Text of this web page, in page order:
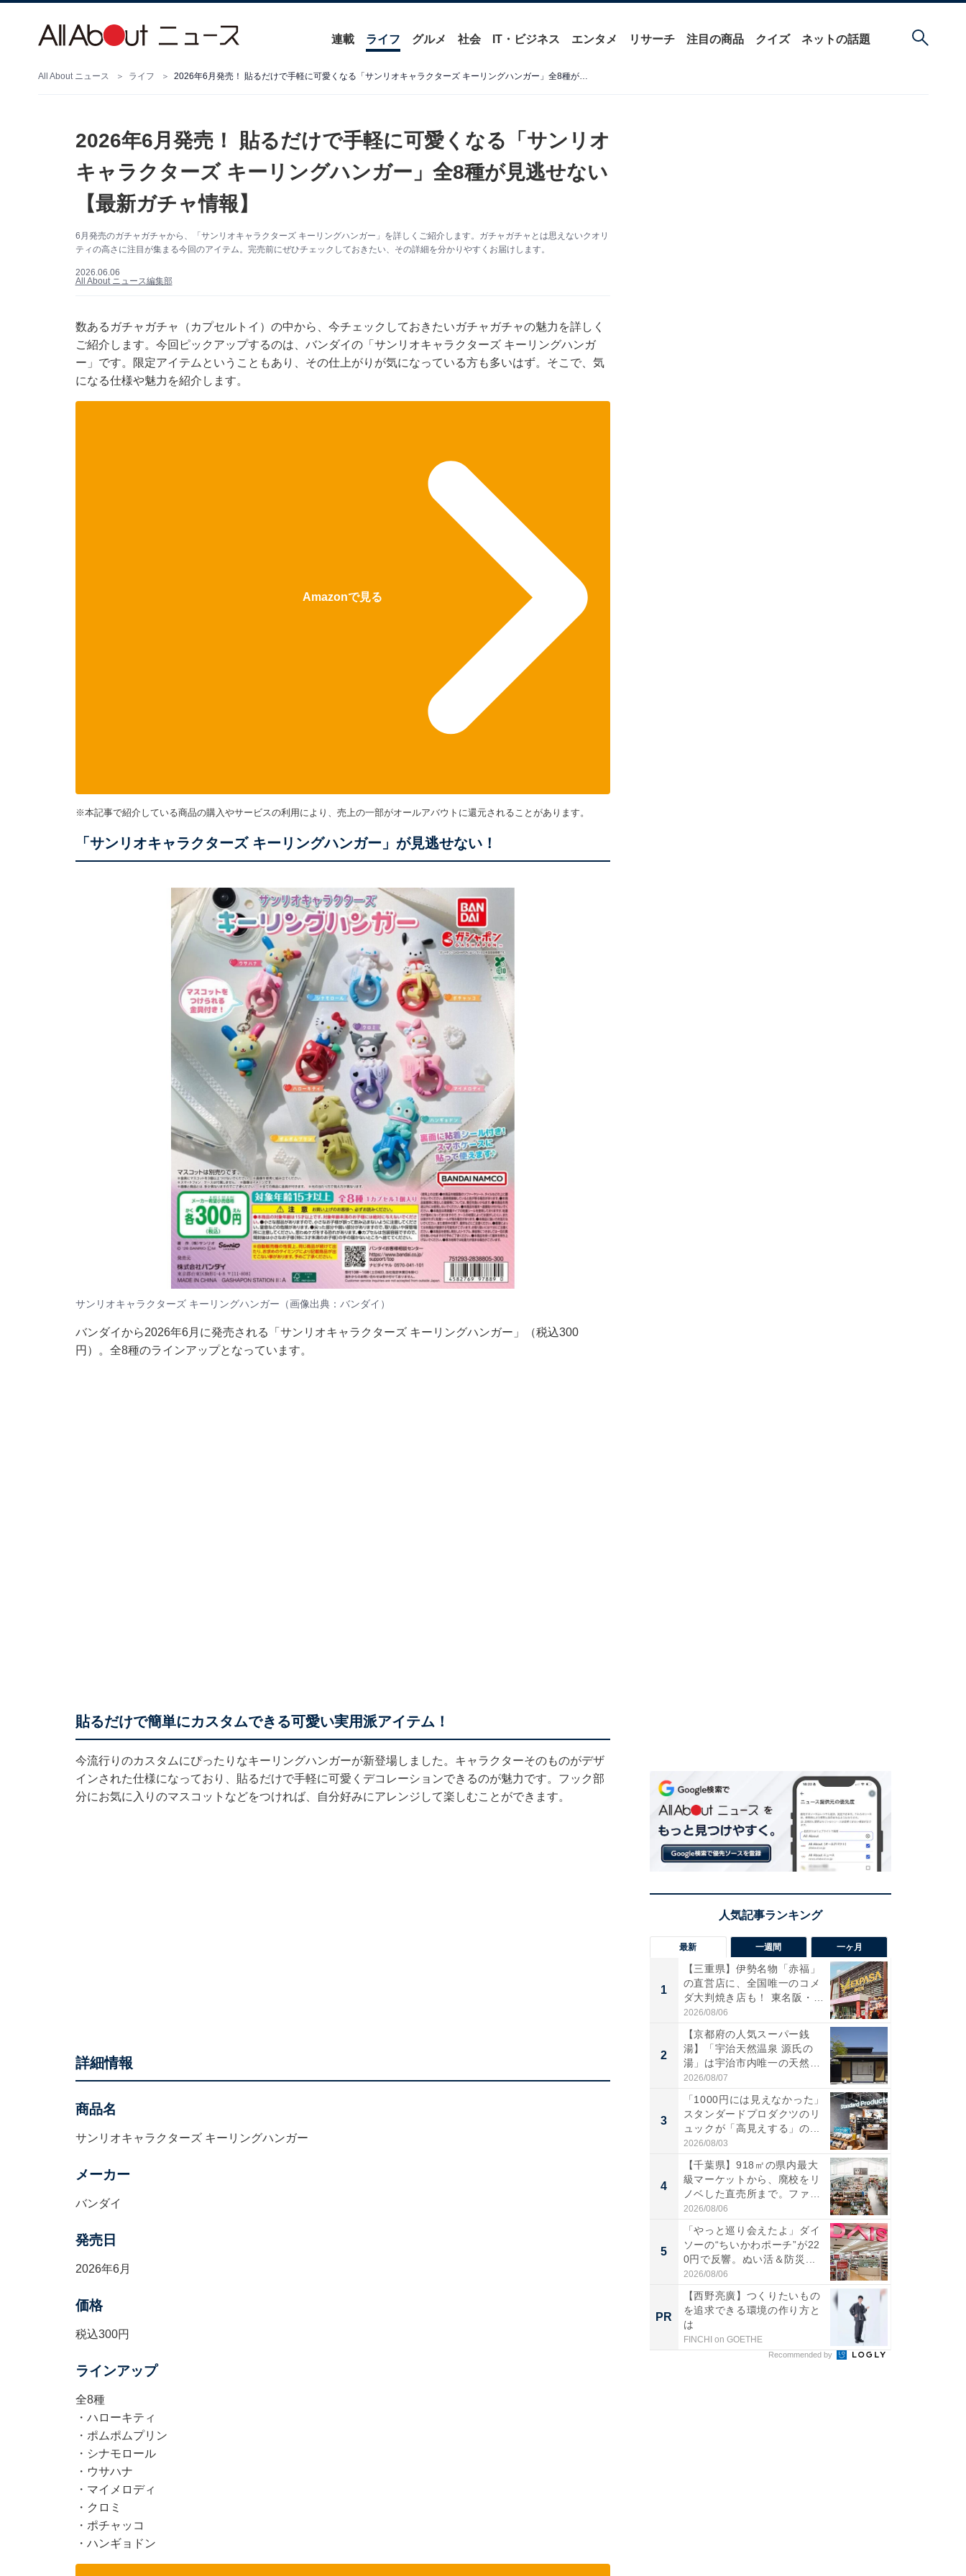
連載 ライフ グルメ 社会 IT・ビジネス エンタメ リサーチ 注目の商品 クイズ ネットの話題
All About ニュース ライフ 2026年6月発売！ 貼るだけで手軽に可愛くなる「サンリオキャラクターズ キーリングハンガー」全8種が見逃せない【最新ガチャ情報】
2026年6月発売！ 貼るだけで手軽に可愛くなる「サンリオ
キャラクターズ キーリングハンガー」全8種が見逃せない
【最新ガチャ情報】
6月発売のガチャガチャから、「サンリオキャラクターズ キーリングハンガー」を詳しくご紹介します。ガチャガチャとは思えないクオリ
ティの高さに注目が集まる今回のアイテム。完売前にぜひチェックしておきたい、その詳細を分かりやすくお届けします。
2026.06.06
All About ニュース編集部
数あるガチャガチャ（カプセルトイ）の中から、今チェックしておきたいガチャガチャの魅力を詳しく
ご紹介します。今回ピックアップするのは、バンダイの「サンリオキャラクターズ キーリングハンガ
ー」です。限定アイテムということもあり、その仕上がりが気になっている方も多いはず。そこで、気
になる仕様や魅力を紹介します。
Amazonで見る
※本記事で紹介している商品の購入やサービスの利用により、売上の一部がオールアバウトに還元されることがあります。
「サンリオキャラクターズ キーリングハンガー」が見逃せない！
サンリオキャラクターズ キーリングハンガー（画像出典：バンダイ）
バンダイから2026年6月に発売される「サンリオキャラクターズ キーリングハンガー」（税込300
円）。全8種のラインアップとなっています。
貼るだけで簡単にカスタムできる可愛い実用派アイテム！
今流行りのカスタムにぴったりなキーリングハンガーが新登場しました。キャラクターそのものがデザ
インされた仕様になっており、貼るだけで手軽に可愛くデコレーションできるのが魅力です。フック部
分にお気に入りのマスコットなどをつければ、自分好みにアレンジして楽しむことができます。
詳細情報
商品名
サンリオキャラクターズ キーリングハンガー
メーカー
バンダイ
発売日
2026年6月
価格
税込300円
ラインアップ
全8種
・ハローキティ
・ポムポムプリン
・シナモロール
・ウサハナ
・マイメロディ
・クロミ
・ポチャッコ
・ハンギョドン
最新 一週間 一ヶ月
1
【三重県】伊勢名物「赤福」
の直営店に、全国唯一のコメ
ダ大判焼き店も！ 東名阪・
伊...
2026/08/06
2
【京都府の人気スーパー銭
湯】「宇治天然温泉 源氏の
湯」は宇治市内唯一の天然温
泉と...
2026/08/07
3
「1000円には見えなかった」
スタンダードプロダクツのリ
ュックが「高見えする」の...
2026/08/03
4
【千葉県】918㎡の県内最大
級マーケットから、廃校をリ
ノベした直売所まで。ファ
ー...
2026/08/06
5
「やっと巡り会えたよ」ダイ
ソーの“ちいかわポーチ”が22
0円で反響。ぬい活＆防災...
2026/08/06
PR
【西野亮廣】つくりたいもの
を追求できる環境の作り方と
は
FINCHI on GOETHE
Recommended by